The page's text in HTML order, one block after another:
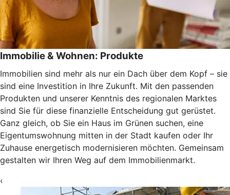
Immobilie & Wohnen: Produkte
Immobilien sind mehr als nur ein Dach über dem Kopf – sie
sind eine Investition in Ihre Zukunft. Mit den passenden
Produkten und unserer Kenntnis des regionalen Marktes
sind Sie für diese finanzielle Entscheidung gut gerüstet.
Ganz gleich, ob Sie ein Haus im Grünen suchen, eine
Eigentumswohnung mitten in der Stadt kaufen oder Ihr
Zuhause energetisch modernisieren möchten. Gemeinsam
gestalten wir Ihren Weg auf dem Immobilienmarkt.
‹